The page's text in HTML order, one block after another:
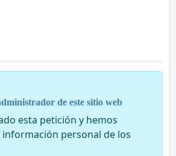
de este sitio web
esta petición y hemos
personal de los